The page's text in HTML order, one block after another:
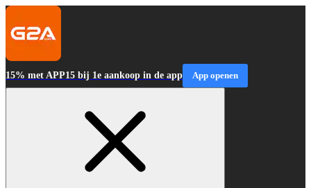
15% met APP15 bij 1e aankoop in de app App openen